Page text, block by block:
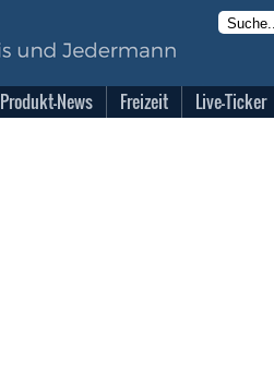
Produkt-News Freizeit Live-Ticker